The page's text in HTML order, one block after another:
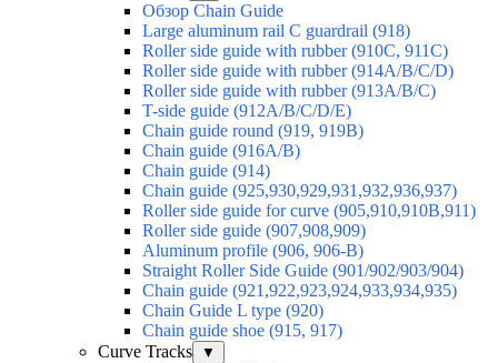
Обзор Chain Guide
Large aluminum rail C guardrail (918)
Roller side guide with rubber (910C, 911C)
Roller side guide with rubber (914A/B/C/D)
Roller side guide with rubber (913A/B/C)
T-side guide (912A/B/C/D/E)
Chain guide round (919, 919B)
Chain guide (916A/B)
Chain guide (914)
Chain guide (925,930,929,931,932,936,937)
Roller side guide for curve (905,910,910B,911)
Roller side guide (907,908,909)
Aluminum profile (906, 906-B)
Straight Roller Side Guide (901/902/903/904)
Chain guide (921,922,923,924,933,934,935)
Chain Guide L type (920)
Chain guide shoe (915, 917)
Curve Tracks
▼